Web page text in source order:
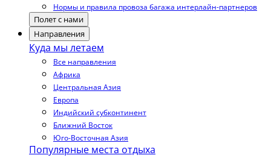
Нормы и правила провоза багажа интерлайн-партнеров
Полет с нами
Направления
Куда мы летаем
Все направления
Африка
Центральная Азия
Европа
Индийский субконтинент
Ближний Восток
Юго-Восточная Азия
Популярные места отдыха